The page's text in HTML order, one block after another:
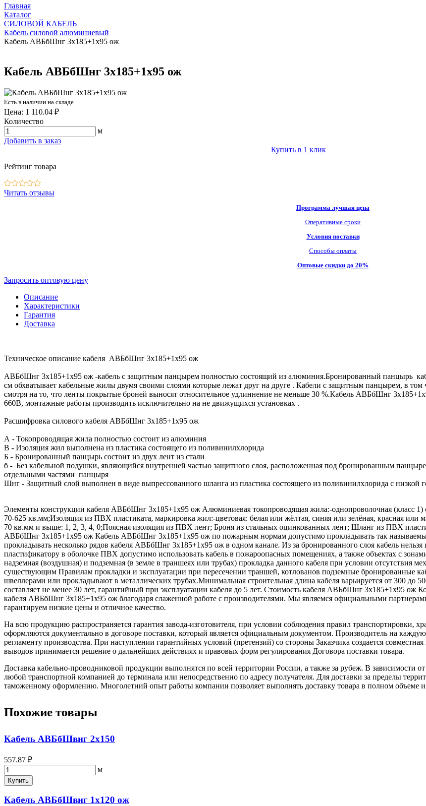
Главная
Каталог
СИЛОВОЙ КАБЕЛЬ
Кабель силовой алюминиевый
Кабель АВБбШнг 3х185+1х95 ож
Кабель АВБбШнг 3х185+1х95 ож
Есть в наличии на складе
Цена: 1 110.04 ₽
Количество
м
Добавить в заказ
Купить в 1 клик
Рейтинг товара
Читать отзывы
Программа лучшая цена
Оперативные сроки
Условия поставки
Способы оплаты
Оптовые скидки до 20%
Запросить оптовую цену
Описание
Характеристики
Гарантия
Доставка
Техническое описание кабеля АВБбШнг 3х185+1х95 ож
АВБбШнг 3х185+1х95 ож -кабель с защитным панцырем полностью состоящий из алюминия.Бронированный панцырь
см обхватывает кабельные жилы двумя своими слоями которые лежат друг на друге . Кабели с защитным панцырем, в
смотря на то, что ленты покрытые броней выносят относительное удлиннение не меньше 30 %.Кабель АВБбШнг
660В, монтажные работы производить исключительно на не движущихся установках .
Расшифровка силового кабеля АВБбШнг 3х185+1х95 ож
А - Токопроводящая жила полностью состоит из алюминия
В - Изоляция жил выполнена из пластика состоящего из поливинилхлорида
Б - Бронированный панцырь состоит из двух лент из стали
б - Без кабельной подушки, являющийся внутренней частью защитного слоя, расположенная под бронированным
отдельными частями панцыря
Шнг - Защитный слой выполнен в виде выпрессованного шланга из пластика состоящего из поливинилхлорида с низкой
Элементы конструкции кабеля АВБбШнг 3х185+1х95 ож Алюминиевая токопроводящая жила:-однопроволочная (класс 1)
70-625 кв.мм;Изоляция из ПВХ пластиката, маркировка жил:-цветовая: белая или жёлтая, синяя или зелёная, красная или
70 кв.мм и выше: 1, 2, 3, 4, 0;Поясная изоляция из ПВХ лент; Броня из стальных оцинкованных лент; Шланг из ПВХ
АВБбШнг 3х185+1х95 ож Кабель АВБбШнг 3х185+1х95 ож по пожарным нормам допустимо прокладывать так
прокладывать несколько рядов кабеля АВБбШнг 3х185+1х95 ож в одном канале. Из за бронированного слоя кабель
пластификатору в оболочке ПВХ допустимо использовать кабель в пожароопасных помещениях, а также объектах с
надземная (воздушная) и подземная (в земле в траншеях или трубах) прокладка данного кабеля при условии отсутствия
существующим Правилам прокладки и эксплуатации при пересечении траншей, котлованов подземные бронированные
швеллерами или прокладывают в металлических трубах.Минимальная строительная длина кабеля варьируется от 300 до
составляет не менее 30 лет, гарантийный при эксплуатации кабеля до 5 лет. Стоимость кабеля АВБбШнг 3х185+1х95 ож
кабеля АВБбШнг 3х185+1х95 ож благодаря слаженной работе с производителями. Мы являемся официальными
гарантируем низкие цены и отличное качество.
На всю продукцию распространяется гарантия завода-изготовителя, при условии соблюдения правил транспортировки,
оформляются документально в договоре поставки, который является официальным документом. Производитель на
регламенту производства. При наступлении гарантийных условий (претензий) со стороны Заказчика создается
выводов принимается решение о дальнейших действиях и правовых форм регулирования Договора поставки товара.
Доставка кабельно-проводниковой продукции выполнятся по всей территории России, а также за рубеж. В зависимости
любой транспортной компанией до терминала или непосредственно по адресу получателя. Для доставки за пределы
таможенному оформлению. Многолетний опыт работы компании позволяет выполнять доставку товара в полном объеме и
Похожие товары
Кабель АВБбШвнг 2х150
557.87 ₽
м
Купить
Кабель АВБбШвнг 1х120 ож